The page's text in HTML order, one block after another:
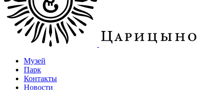
Музей
Парк
Контакты
Новости